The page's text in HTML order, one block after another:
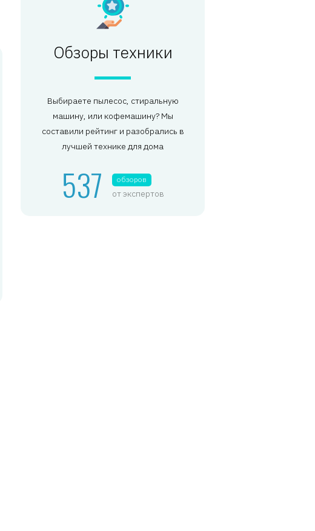
Обзоры техники
Выбираете пылесос, стиральную
машину, или кофемашину? Мы
составили рейтинг и разобрались в
лучшей технике для дома
537 обзоров
от экспертов